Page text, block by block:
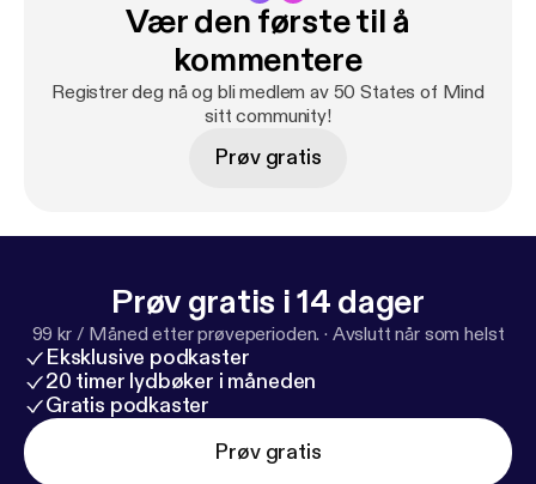
Vær den første til å
kommentere
Registrer deg nå og bli medlem av 50 States of Mind
sitt community!
Prøv gratis
Prøv gratis i 14 dager
99 kr / Måned etter prøveperioden. · Avslutt når som helst
Eksklusive podkaster
20 timer lydbøker i måneden
Gratis podkaster
Prøv gratis